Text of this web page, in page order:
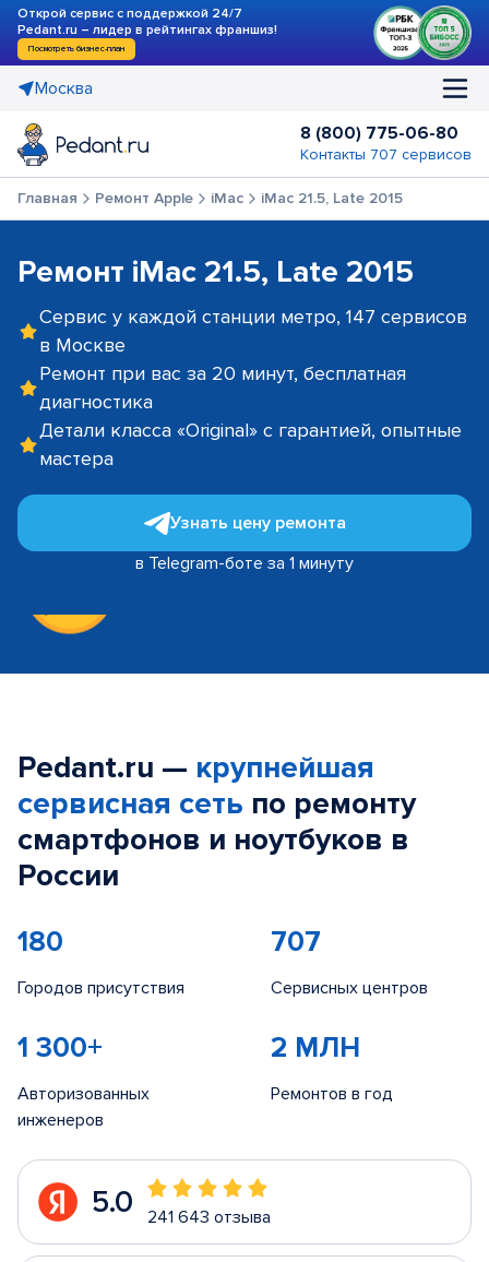
Открой сервис с поддержкой 24/7
Pedant.ru – лидер в рейтингах франшиз!
Посмотреть бизнес-план
Москва
8 (800) 775-06-80
Контакты 707 сервисов
Главная Ремонт Apple iMac iMac 21.5, Late 2015
Ремонт iMac 21.5, Late 2015
Сервис у каждой станции метро, 147 сервисов
в Москве
Ремонт при вас за 20 минут, бесплатная
диагностика
Детали класса «Original» с гарантией, опытные
мастера
Узнать цену ремонта
в Telegram-боте за 1 минуту
Pedant.ru — крупнейшая
сервисная сеть по ремонту
смартфонов и ноутбуков в
России
180
Городов присутствия
707
Сервисных центров
1 300+
Авторизованных
инженеров
2 МЛН
Ремонтов в год
5.0 241 643 отзыва